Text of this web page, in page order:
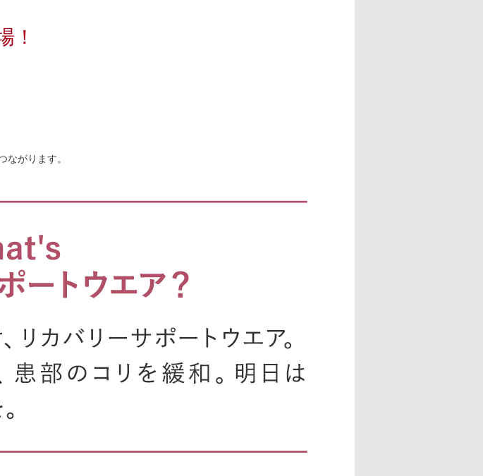
！
がります。